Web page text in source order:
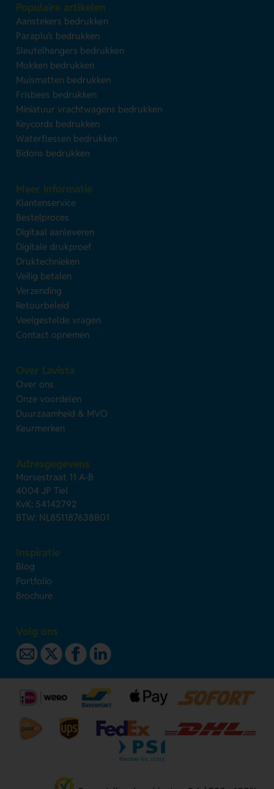
Populaire artikelen
Aanstekers bedrukken
Paraplu's bedrukken
Sleutelhangers bedrukken
Mokken bedrukken
Muismatten bedrukken
Frisbees bedrukken
Miniatuur vrachtwagens bedrukken
Keycords bedrukken
Waterflessen bedrukken
Bidons bedrukken
Meer informatie
Klantenservice
Bestelproces
Digitaal aanleveren
Digitale drukproef
Druktechnieken
Veilig betalen
Verzending
Retourbeleid
Veelgestelde vragen
Contact opnemen
Over Lavista
Over ons
Onze voordelen
Duurzaamheid & MVO
Keurmerken
Adresgegevens
Morsestraat 11 A-B
4004 JP Tiel
KvK: 54142792
BTW: NL851187638B01
Inspiratie
Blog
Portfolio
Brochure
Volg ons